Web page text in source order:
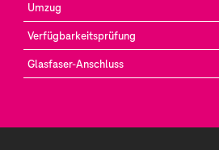
Umzug
Verfügbarkeitsprüfung
Glasfaser-Anschluss